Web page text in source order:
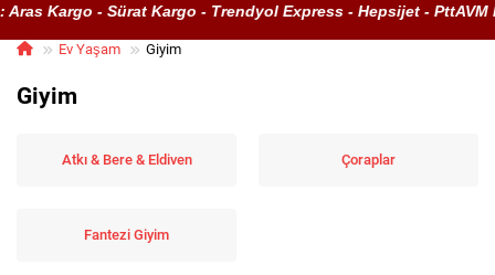
Kargo - Sürat Kargo - Trendyol Express - Hepsijet - PttAVM
Ev Yaşam Giyim
Giyim
Atkı & Bere & Eldiven Çoraplar
Fantezi Giyim